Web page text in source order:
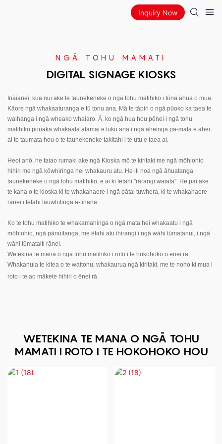
Inquiry Now
NGĀ TOHU MAMATI
DIGITAL SIGNAGE KIOSKS
Ināianei, kua nui ake te taunekeneke o ngā tohu matihiko i tōna āhua o mua.
Kāore ngā whakaaturanga e tū tonu ana. Mā te tāpiri o ngā pūoko ka taea te
waihanga i ngā wheako whaiaro. Ā, ko ngā hua hou pēnei i ngā tohu
matihiko pouaka whakaata atamai e tuku ana i ngā āheinga pa-mata e āhei
ai te taumata hou o te taunekeneke takitahi i te utu e taea ai.
Heoi anō, he taiao rumaki ake ngā Kioska mō te kiritaki me ngā mōhiohio
hihiri me ngā kōwhiringa hei whakauru atu. He iti noa ngā āhuatanga
taunekeneke o ngā tohu matihiko, e ai ki tētahi "rārangi waiata". He pai ake
te kaha o te kioska ki te whakahaere i ngā pātai tuwhera, ki te whakahaere
rānei i tētahi tauwhitinga ā-tinana.
Ko te tohu matihiko te whakamahinga o ngā mata hei whakaatu i ngā
mōhiohio, ngā pānuitanga, me ētahi atu ihirangi i ngā wāhi tūmatanui, i ngā
wāhi tūmataiti rānei.
Wetekina te mana o ngā tohu matihiko i roto i te hokohoko o ēnei rā.
Whakanuia te kitea o te waitohu, whakaurua ngā kiritaki, me te noho ki mua i
roto i te ao mākete hihiri o ēnei rā.
WETEKINA TE MANA O NGĀ TOHU
MAMATI I ROTO I TE HOKOHOKO HOU